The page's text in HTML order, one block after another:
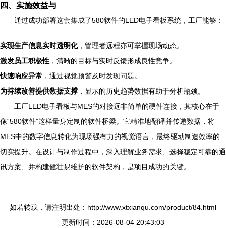
四、实施效益与
通过成功部署这套集成了580软件的LED电子看板系统，工厂能够：
实现生产信息实时透明化，管理者远程亦可掌握现场动态。
激发员工积极性 ，清晰的目标与实时反馈形成良性竞争。
快速响应异常 ，通过视觉预警及时发现问题。
为持续改善提供数据支撑 ，显示的历史趋势数据有助于分析瓶颈。
工厂LED电子看板与MES的对接远非简单的硬件连接，其核心在于
像“580软件”这样量身定制的软件桥梁。它精准地翻译并传递数据，将
MES中的数字信息转化为现场强有力的视觉语言，最终驱动制造效率的
切实提升。在设计与制作过程中，深入理解业务需求、选择稳定可靠的通
讯方案、并构建健壮易维护的软件架构，是项目成功的关键。
如若转载，请注明出处：http://www.xtxianqu.com/product/84.html
更新时间：2026-08-04 20:43:03